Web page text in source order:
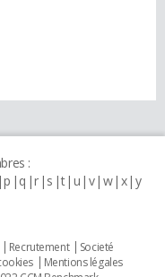
:
p q r s t u v w x y
Recrutement
Societé
Mentions légales